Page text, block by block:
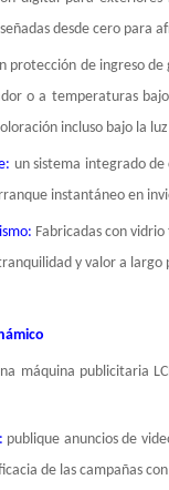
desde cero para
protección de ingreso
o a temperaturas
incluso bajo la
un sistema integrado
instantáneo en
Fabricadas con
y valor a largo
máquina publicitaria
publique anuncios de
de las campañas